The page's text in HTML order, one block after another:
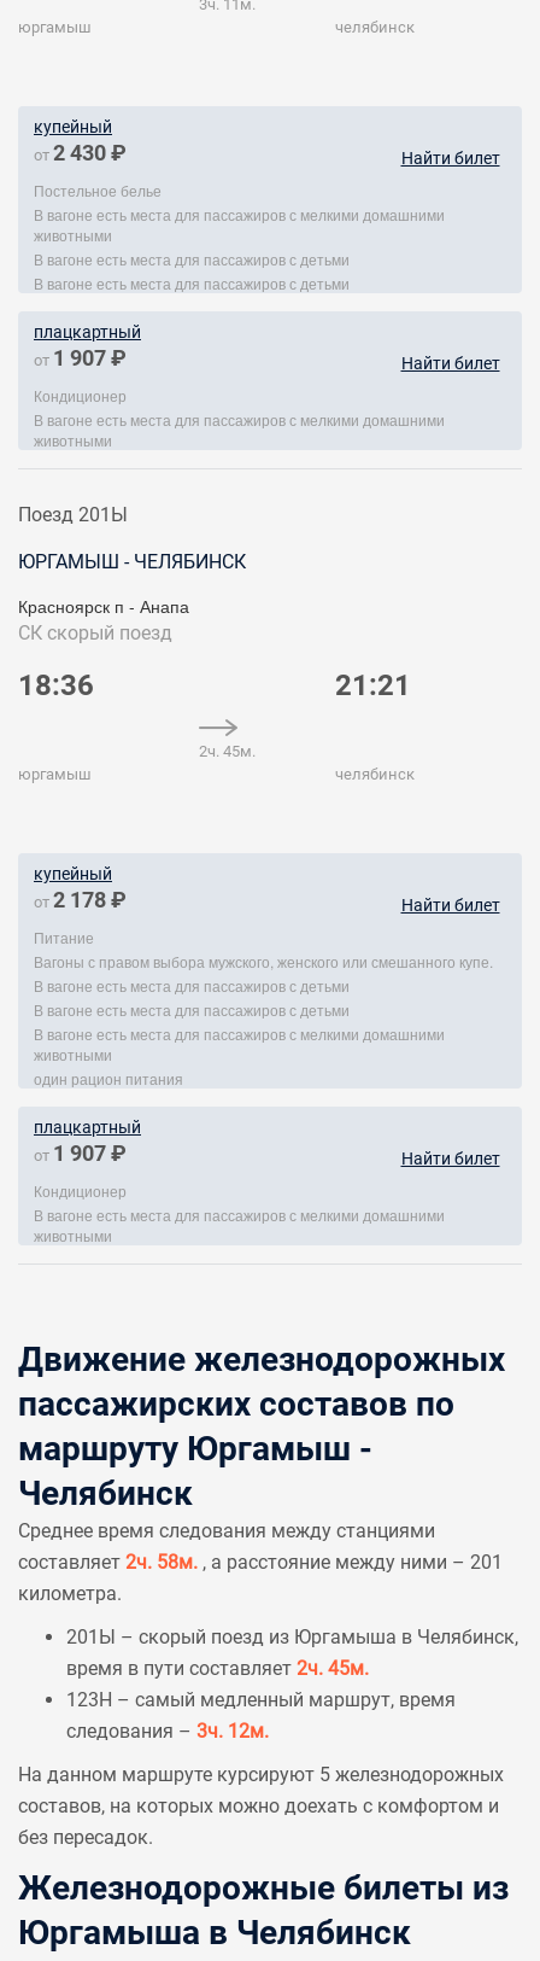
юргамыш
3ч. 11м.
челябинск
купейный
от 2 430 ₽ Найти билет
Постельное белье
В вагоне есть места для пассажиров с мелкими домашними
животными
В вагоне есть места для пассажиров с детьми
В вагоне есть места для пассажиров с детьми
плацкартный
от 1 907 ₽ Найти билет
Кондиционер
В вагоне есть места для пассажиров с мелкими домашними
животными
Поезд 201Ы
ЮРГАМЫШ - ЧЕЛЯБИНСК
Красноярск п - Анапа
СК скорый поезд
18:36
юргамыш
2ч. 45м.
21:21
челябинск
купейный
от 2 178 ₽ Найти билет
Питание
Вагоны с правом выбора мужского, женского или смешанного купе.
В вагоне есть места для пассажиров с детьми
В вагоне есть места для пассажиров с детьми
В вагоне есть места для пассажиров с мелкими домашними
животными
один рацион питания
плацкартный
от 1 907 ₽ Найти билет
Кондиционер
В вагоне есть места для пассажиров с мелкими домашними
животными
Движение железнодорожных
пассажирских составов по
маршруту Юргамыш -
Челябинск
Среднее время следования между станциями
составляет 2ч. 58м. , а расстояние между ними – 201
километра.
201Ы – скорый поезд из Юргамыша в Челябинск,
время в пути составляет 2ч. 45м.
123Н – самый медленный маршрут, время
следования – 3ч. 12м.
На данном маршруте курсируют 5 железнодорожных
составов, на которых можно доехать с комфортом и
без пересадок.
Железнодорожные билеты из
Юргамыша в Челябинск